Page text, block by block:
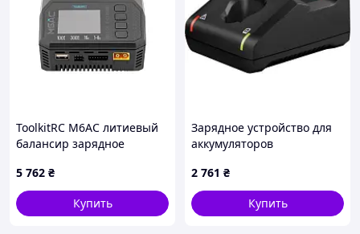
ToolkitRC M6AC литиевый
балансир зарядное
5 762 ₴
Купить
Зарядное устройство для
аккумуляторов
12V-40 (1.600.A01.9R3)
2 761 ₴
Купить